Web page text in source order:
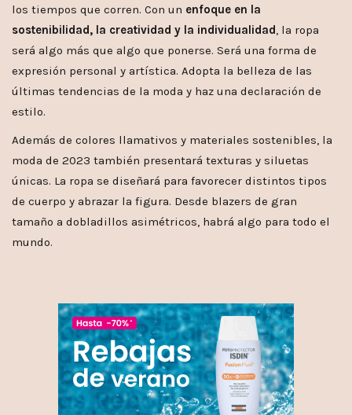
los tiempos que corren. Con un enfoque en la
sostenibilidad, la creatividad y la individualidad, la ropa
será algo más que algo que ponerse. Será una forma de
expresión personal y artística. Adopta la belleza de las
últimas tendencias de la moda y haz una declaración de
estilo.
Además de colores llamativos y materiales sostenibles, la
moda de 2023 también presentará texturas y siluetas
únicas. La ropa se diseñará para favorecer distintos tipos
de cuerpo y abrazar la figura. Desde blazers de gran
tamaño a dobladillos asimétricos, habrá algo para todo el
mundo.